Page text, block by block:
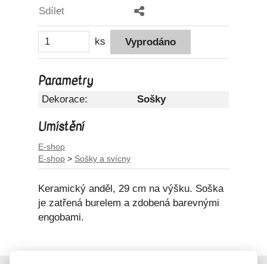
Sdílet
ks
Parametry
Dekorace: Sošky
Umístění
E-shop
E-shop > Sošky a svícny
Keramický anděl, 29 cm na výšku. Soška
je zatřená burelem a zdobená barevnými
engobami.